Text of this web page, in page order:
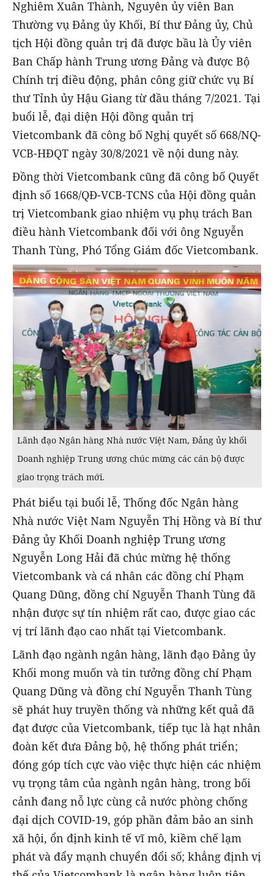
Nghiêm Xuân Thành, Nguyên ủy viên Ban
Thường vụ Đảng ủy Khối, Bí thư Đảng ủy, Chủ
tịch Hội đồng quản trị đã được bầu là Ủy viên
Ban Chấp hành Trung ương Đảng và được Bộ
Chính trị điều động, phân công giữ chức vụ Bí
thư Tỉnh ủy Hậu Giang từ đầu tháng 7/2021. Tại
buổi lễ, đại diện Hội đồng quản trị
Vietcombank đã công bố Nghị quyết số 668/NQ-
VCB-HĐQT ngày 30/8/2021 về nội dung này.
Đồng thời Vietcombank cũng đã công bố Quyết
định số 1668/QĐ-VCB-TCNS của Hội đồng quản
trị Vietcombank giao nhiệm vụ phụ trách Ban
điều hành Vietcombank đối với ông Nguyễn
Thanh Tùng, Phó Tổng Giám đốc Vietcombank.
Lãnh đạo Ngân hàng Nhà nước Việt Nam, Đảng ủy khối
Doanh nghiệp Trung ương chúc mừng các cán bộ được
giao trọng trách mới.
Phát biểu tại buổi lễ, Thống đốc Ngân hàng
Nhà nước Việt Nam Nguyễn Thị Hồng và Bí thư
Đảng ủy Khối Doanh nghiệp Trung ương
Nguyễn Long Hải đã chúc mừng hệ thống
Vietcombank và cá nhân các đồng chí Phạm
Quang Dũng, đồng chí Nguyễn Thanh Tùng đã
nhận được sự tín nhiệm rất cao, được giao các
vị trí lãnh đạo cao nhất tại Vietcombank.
Lãnh đạo ngành ngân hàng, lãnh đạo Đảng ủy
Khối mong muốn và tin tưởng đồng chí Phạm
Quang Dũng và đồng chí Nguyễn Thanh Tùng
sẽ phát huy truyền thống và những kết quả đã
đạt được của Vietcombank, tiếp tục là hạt nhân
đoàn kết đưa Đảng bộ, hệ thống phát triển;
đóng góp tích cực vào việc thực hiện các nhiệm
vụ trọng tâm của ngành ngân hàng, trong bối
cảnh đang nỗ lực cùng cả nước phòng chống
đại dịch COVID-19, góp phần đảm bảo an sinh
xã hội, ổn định kinh tế vĩ mô, kiềm chế lạm
phát và đẩy mạnh chuyển đổi số; khẳng định vị